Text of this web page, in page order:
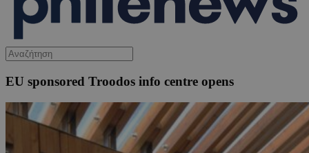
EU sponsored Troodos info centre opens